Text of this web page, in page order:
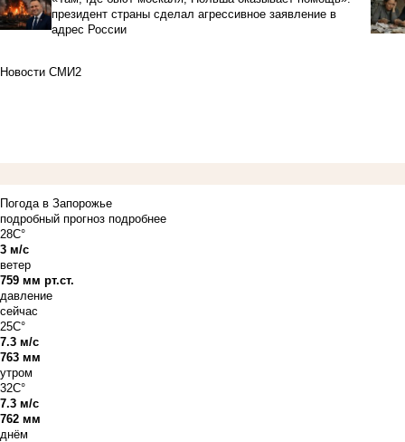
президент страны сделал агрессивное заявление в
адрес России
Новости СМИ2
Погода в Запорожье
подробный прогноз подробнее
28C°
3 м/с
ветер
759 мм рт.ст.
давление
сейчас
25C°
7.3 м/с
763 мм
утром
32C°
7.3 м/с
762 мм
днём